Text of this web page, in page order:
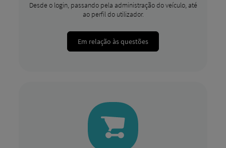
Desde o login, passando pela administração do veículo, até
ao perfil do utilizador.
Em relação às questões